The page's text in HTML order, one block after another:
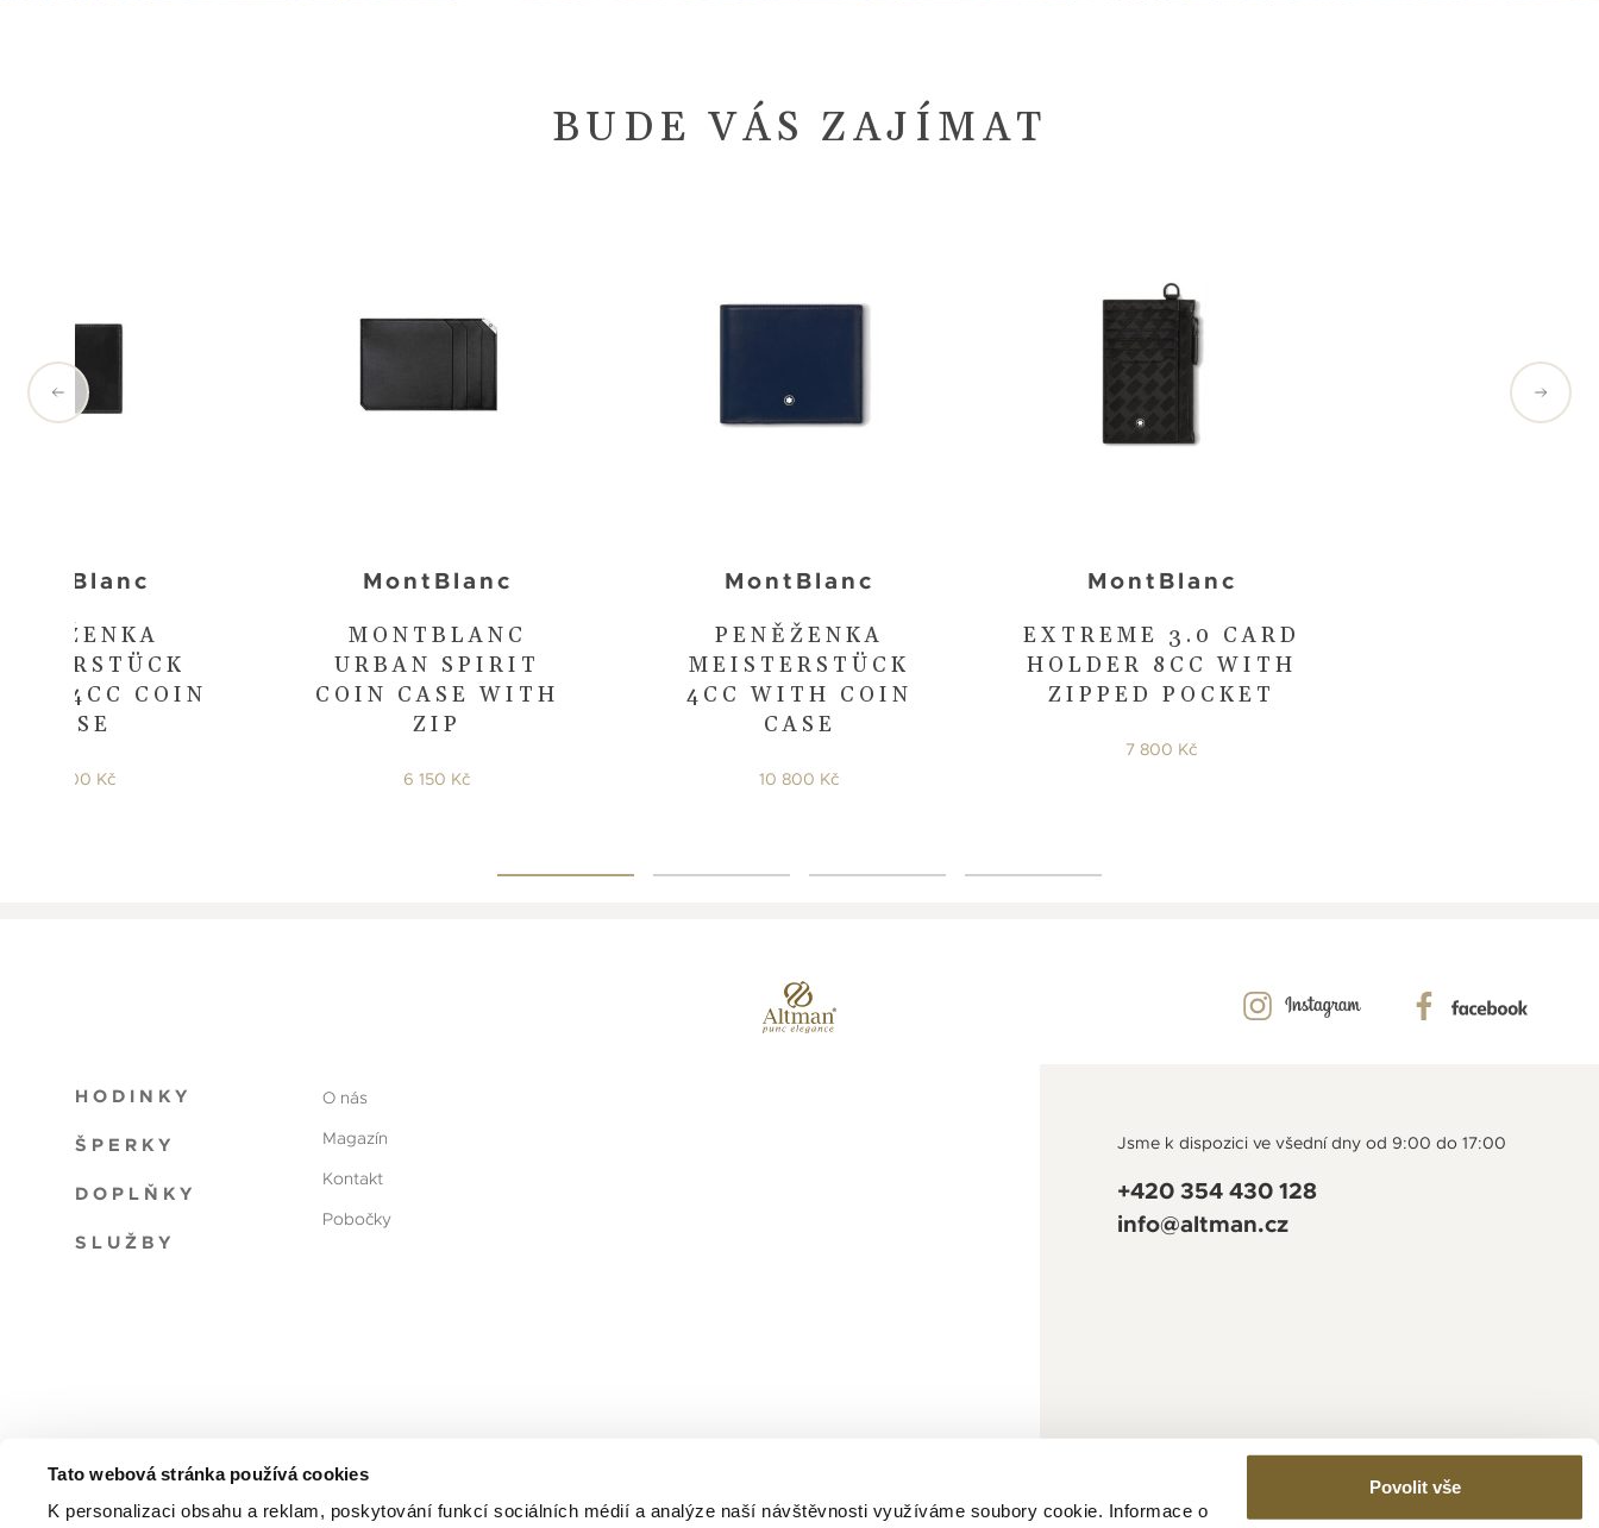
Tato webová stránka používá cookies
K personalizaci obsahu a reklam, poskytování funkcí sociálních médií a analýze naší návštěvnosti využíváme soubory cookie. Informace o
Povolit vše
BUDE VÁS ZAJÍMAT
PENĚŽENKA
MEISTERSTÜCK
4CC WITH COIN
CASE
MontBlanc
10 800 Kč
EXTREME 3.0 CARD
HOLDER 8CC WITH
ZIPPED POCKET
MontBlanc
7 800 Kč
4CC COIN
CASE
MontBlanc
10 600 Kč
MONTBLANC
URBAN SPIRIT
COIN CASE WITH
ZIP
MontBlanc
6 150 Kč
HODINKY
ŠPERKY
DOPLŇKY
SLUŽBY
O nás
Magazín
Kontakt
Pobočky
Jsme k dispozici ve všední dny od 9:00 do 17:00
+420 354 430 128
info@altman.cz
Reklamační řád Obchodní podmínky Ochrana osobních údajů